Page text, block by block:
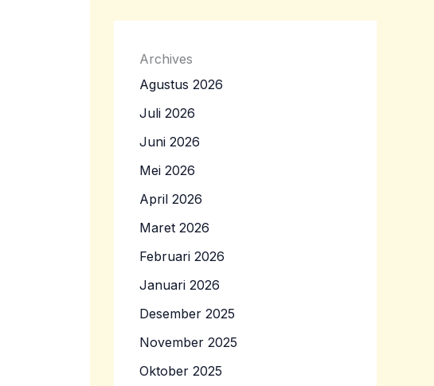
Archives
Agustus 2026
Juli 2026
Juni 2026
Mei 2026
April 2026
Maret 2026
Februari 2026
Januari 2026
Desember 2025
November 2025
Oktober 2025